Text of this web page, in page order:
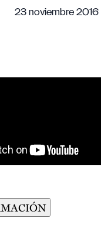
23 noviembre 2016